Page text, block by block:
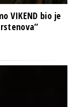
VIKEND bio je